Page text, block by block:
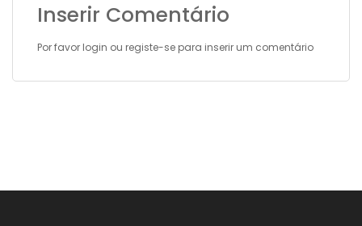
Inserir Comentário
Por favor login ou registe-se para inserir um comentário